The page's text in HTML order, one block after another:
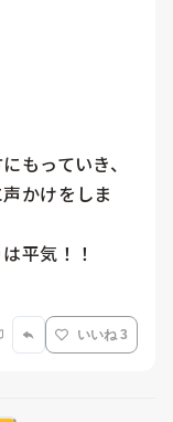
もっていき、
かけをしま
平気！！
いいね 3